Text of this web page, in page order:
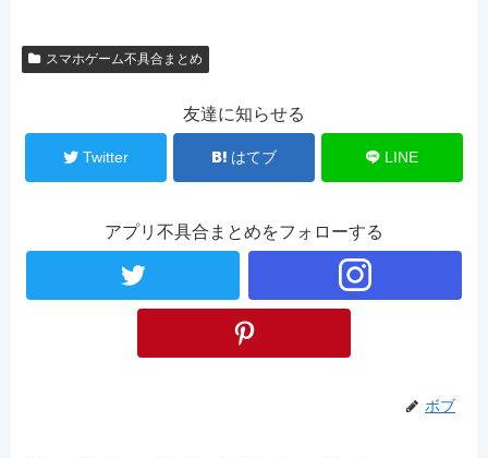
スマホゲーム不具合まとめ
友達に知らせる
Twitter はてブ LINE
アプリ不具合まとめをフォローする
ボブ